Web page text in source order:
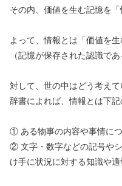
その内、価値を生む記憶を「
よって、情報とは「価値を生
（記憶が保存された認識で
対して、世の中はどう考えて
辞書によれば、情報とは下
① ある物事の内容や事情につ
② 文字・数字などの記号や
け手に状況に対する知識や